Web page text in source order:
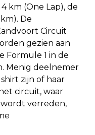
km (One Lap), de
De
Circuit
gezien aan
Formule 1 in de
Menig deelnemer
zijn of haar
circuit, waar
verreden,